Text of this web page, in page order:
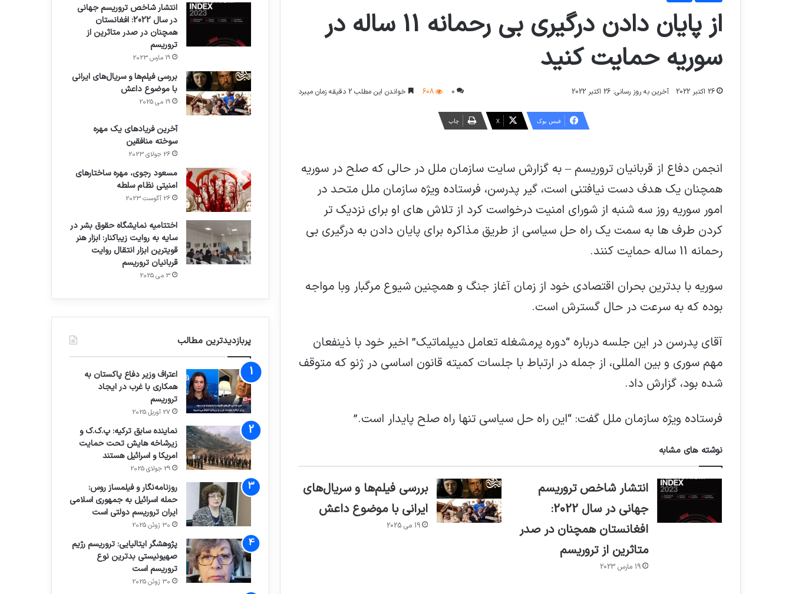
از پایان دادن درگیری بی رحمانه 11 ساله در
سوریه حمایت کنید
26 اکتبر 2022 آخرین به روز رسانی: 26 اکتبر 2022 0
608 خواندن این مطلب 2 دقیقه زمان میبرد
فیس بوک X چاپ
انجمن دفاع از قربانیان تروریسم – به گزارش سایت سازمان ملل در حالی که صلح در سوریه
همچنان یک هدف دست نیافتنی است، گیر پدرسن، فرستاده ویژه سازمان ملل متحد در
امور سوریه روز سه شنبه از شورای امنیت درخواست کرد از تلاش های او برای نزدیک تر
کردن طرف ها به سمت یک راه حل سیاسی از طریق مذاکره برای پایان دادن به درگیری بی
رحمانه 11 ساله حمایت کنند.
سوریه با بدترین بحران اقتصادی خود از زمان آغاز جنگ و همچنین شیوع مرگبار وبا مواجه
بوده که به سرعت در حال گسترش است.
آقای پدرسن در این جلسه درباره “دوره پرمشغله تعامل دیپلماتیک” اخیر خود با ذینفعان
مهم سوری و بین المللی، از جمله در ارتباط با جلسات کمیته قانون اساسی در ژنو که متوقف
شده بود، گزارش داد.
فرستاده ویژه سازمان ملل گفت: “این راه حل سیاسی تنها راه صلح پایدار است.”
نوشته های مشابه
انتشار شاخص تروریسم
جهانی در سال 2022:
افغانستان همچنان در صدر
متاثرین از تروریسم
19 مارس 2023
بررسی فیلم‌ها و سریال‌های
ایرانی با موضوع داعش
19 می 2025
انتشار شاخص تروریسم جهانی
در سال 2022: افغانستان
همچنان در صدر متاثرین از
تروریسم
19 مارس 2023
بررسی فیلم‌ها و سریال‌های ایرانی
با موضوع داعش
19 می 2025
آخرین فریادهای یک مهره
سوخته منافقین
26 جولای 2023
مسعود رجوی، مهره ساختارهای
امنیتی نظام سلطه
26 آگوست 2023
اختتامیه نمایشگاه حقوق بشر در
سایه به روایت زیباکنار: ابزار هنر
قویترین ابزار انتقال روایت
قربانیان تروریسم
3 می 2025
پربازدیدترین مطالب
اعتراف وزیر دفاع پاکستان به
همکاری با غرب در ایجاد
تروریسم
27 آوریل 2025
نماینده سابق ترکیه: پ.ک.ک و
زیرشاخه هایش تحت حمایت
امریکا و اسرائیل هستند
29 جولای 2025
روزنامه‌نگار و فیلمساز روس:
حمله اسرائیل به جمهوری اسلامی
ایران تروریسم دولتی است
30 ژوئن 2025
پژوهشگر ایتالیایی: تروریسم رژیم
صهیونیستی بدترین نوع
تروریسم است
30 ژوئن 2025